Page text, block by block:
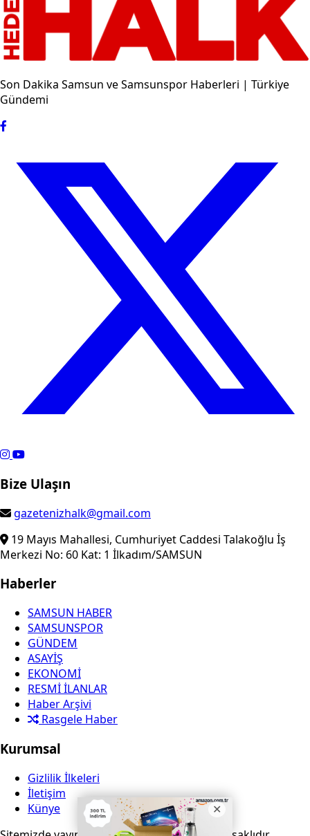
Son Eklenenler
Fatih Erbakan’dan emeklilik için çağrı: Artık ertelenmemeli
11 dakika önce
17 dakika önce
2027 Ocak zammı için ilk tahmin geldi! Emekliye ne kadar artış
bekleniyor?
40 dakika önce